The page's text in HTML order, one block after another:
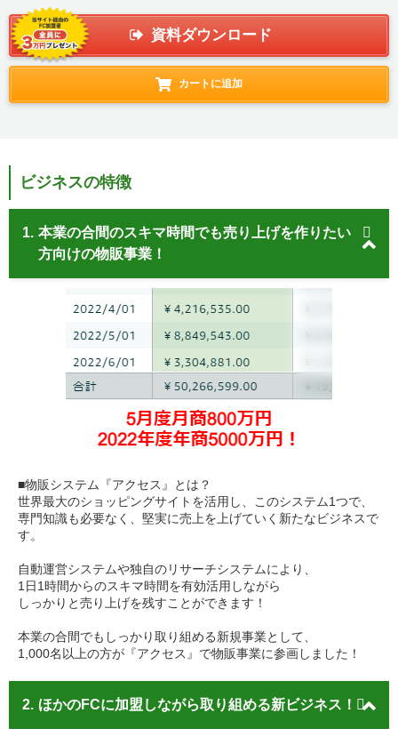
資料ダウンロード
カートに追加
ビジネスの特徴
1. 本業の合間のスキマ時間でも売り上げを作りたい
方向けの物販事業！
■物販システム『アクセス』とは？
世界最大のショッピングサイトを活用し、このシステム1つで、
専門知識も必要なく、堅実に売上を上げていく新たなビジネスで
す。
自動運営システムや独自のリサーチシステムにより、
1日1時間からのスキマ時間を有効活用しながら
しっかりと売り上げを残すことができます！
本業の合間でもしっかり取り組める新規事業として、
1,000名以上の方が『アクセス』で物販事業に参画しました！
2. ほかのFCに加盟しながら取り組める新ビジネス！